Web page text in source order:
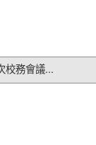
校務會議...